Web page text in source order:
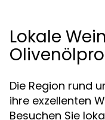
Lokale
Die Region rund
ihre exzellenten
Besuchen Sie